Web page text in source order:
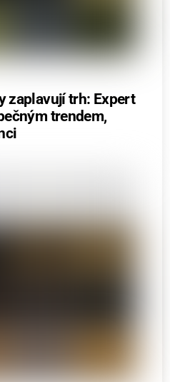
zaplavují trh: Expert
trendem,